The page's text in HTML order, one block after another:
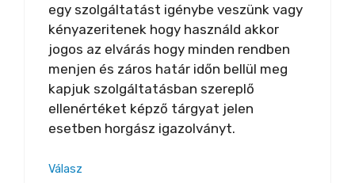
egy szolgáltatást igénybe veszünk vagy
kényazeritenek hogy használd akkor
jogos az elvárás hogy minden rendben
menjen és záros határ időn bellül meg
kapjuk szolgáltatásban szereplő
ellenértéket képző tárgyat jelen
esetben horgász igazolványt.
Válasz